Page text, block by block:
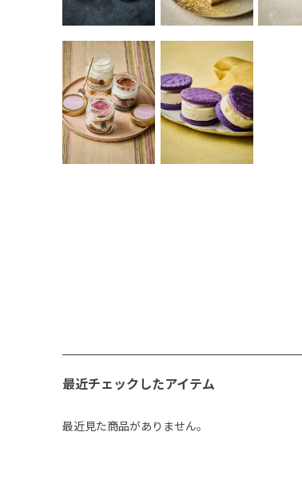
最近チェックしたアイテム
最近見た商品がありません。